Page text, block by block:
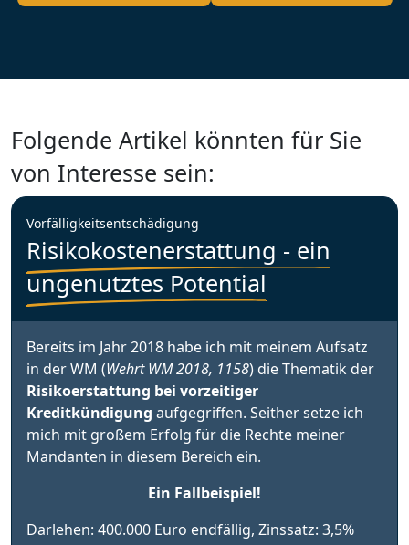
Folgende Artikel könnten für Sie
von Interesse sein:
Vorfälligkeitsentschädigung
Risikokostenerstattung - ein
ungenutztes Potential
Bereits im Jahr 2018 habe ich mit meinem Aufsatz
in der WM (Wehrt WM 2018, 1158) die Thematik der
Risikoerstattung bei vorzeitiger
Kreditkündigung aufgegriffen. Seither setze ich
mich mit großem Erfolg für die Rechte meiner
Mandanten in diesem Bereich ein.
Ein Fallbeispiel!
Darlehen: 400.000 Euro endfällig, Zinssatz: 3,5%